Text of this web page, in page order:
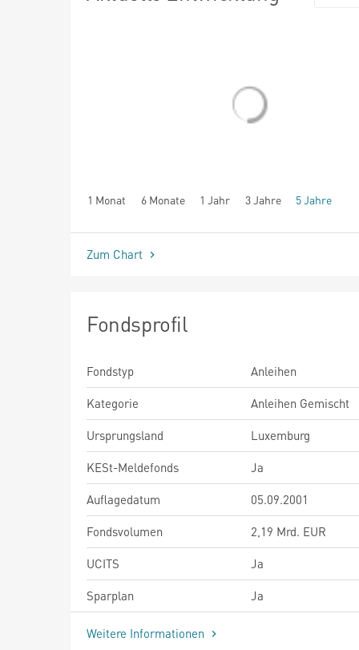
1 Monat 6 Monate 1 Jahr 3 Jahre 5 Jahre
seit Beginn
Zum Chart
Fondsprofil
Fondstyp
Anleihen
Kategorie
Anleihen Gemischt
Ursprungsland
Luxemburg
KESt-Meldefonds
Ja
Auflagedatum
05.09.2001
Fondsvolumen
2,19 Mrd. EUR
UCITS
Ja
Sparplan
Ja
Weitere Informationen